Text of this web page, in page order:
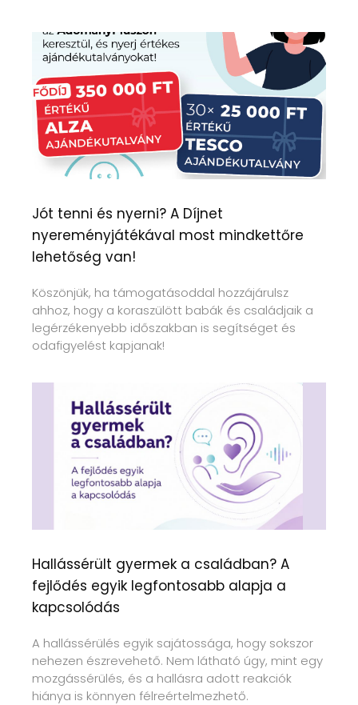
Jót tenni és nyerni? A Díjnet
nyereményjátékával most mindkettőre
lehetőség van!
Köszönjük, ha támogatásoddal hozzájárulsz
ahhoz, hogy a koraszülött babák és családjaik a
legérzékenyebb időszakban is segítséget és
odafigyelést kapjanak!
Hallássérült gyermek a családban? A
fejlődés egyik legfontosabb alapja a
kapcsolódás
A hallássérülés egyik sajátossága, hogy sokszor
nehezen észrevehető. Nem látható úgy, mint egy
mozgássérülés, és a hallásra adott reakciók
hiánya is könnyen félreértelmezhető.